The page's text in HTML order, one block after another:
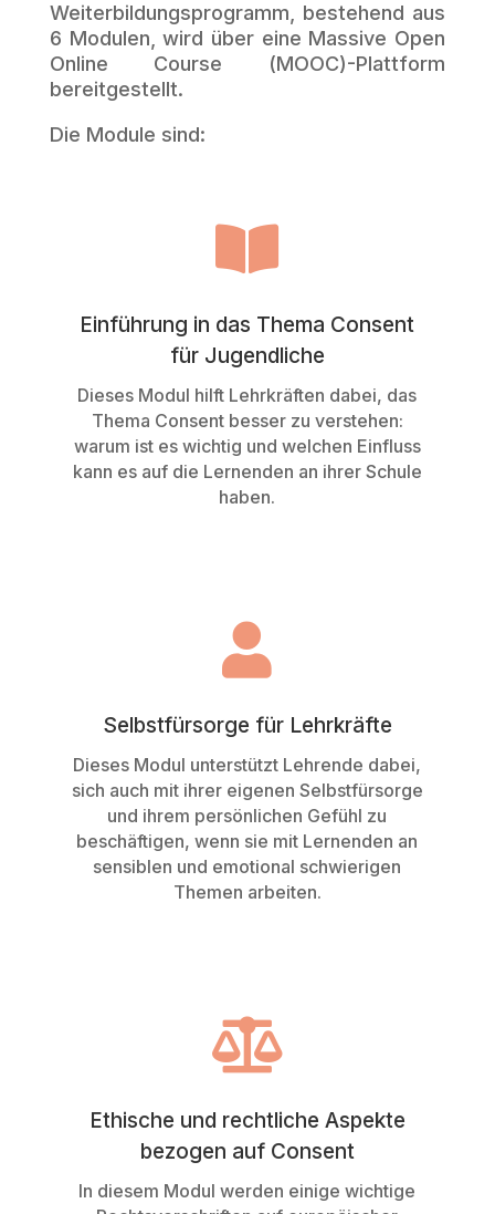
Weiterbildungsprogramm, bestehend aus
6 Modulen, wird über eine Massive Open
Online Course (MOOC)-Plattform
bereitgestellt.
Die Module sind:

Einführung in das Thema Consent
für Jugendliche
Dieses Modul hilft Lehrkräften dabei, das
Thema Consent besser zu verstehen:
warum ist es wichtig und welchen Einfluss
kann es auf die Lernenden an ihrer Schule
haben.

Selbstfürsorge für Lehrkräfte
Dieses Modul unterstützt Lehrende dabei,
sich auch mit ihrer eigenen Selbstfürsorge
und ihrem persönlichen Gefühl zu
beschäftigen, wenn sie mit Lernenden an
sensiblen und emotional schwierigen
Themen arbeiten.

Ethische und rechtliche Aspekte
bezogen auf Consent
In diesem Modul werden einige wichtige